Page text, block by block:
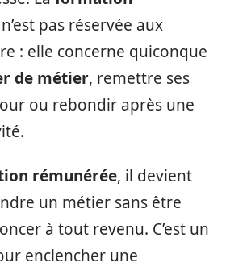
n’est pas réservée aux
: elle concerne quiconque
de métier, remettre ses
ou rebondir après une
rémunérée, il devient
un métier sans être
à tout revenu. C’est un
enclencher une